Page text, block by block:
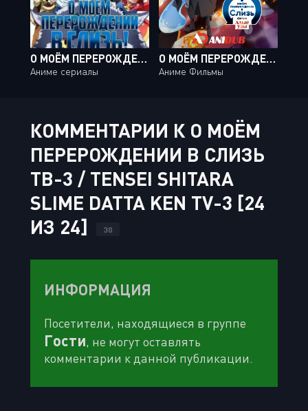
О МОЁМ ПЕРЕРОЖДЕНИИ В СЛИЗЬ / TENSEI SHITARA SLIME DATTA KEN [SP1]
Аниме сериалы
О МОЁМ ПЕРЕРОЖДЕНИИ В СЛИЗЬ: АЛЫЕ УЗЫ / TENSEI SHITARA SLIME DATTA KEN MOVIE: GUREN NO KIZUNA-HEN
Аниме Фильмы
КОММЕНТАРИИ К О МОЁМ
ПЕРЕРОЖДЕНИИ В СЛИЗЬ
ТВ-3 / TENSEI SHITARA
SLIME DATTA KEN TV-3 [24
ИЗ 24]
30
ИНФОРМАЦИЯ
Посетители, находящиеся в группе
Гости, не могут оставлять
комментарии к данной публикации.